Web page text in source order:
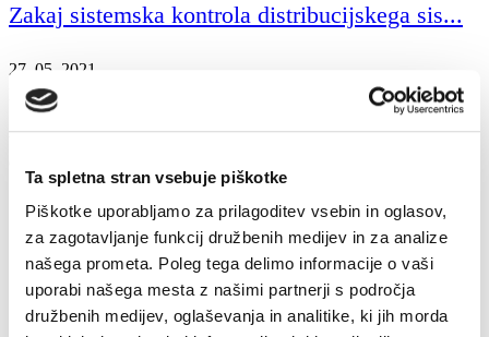
Ta spletna stran vsebuje piškotke
Piškotke uporabljamo za prilagoditev vsebin in oglasov,
za zagotavljanje funkcij družbenih medijev in za analize
našega prometa. Poleg tega delimo informacije o vaši
uporabi našega mesta z našimi partnerji s področja
družbenih medijev, oglaševanja in analitike, ki jih morda
Zakaj sistemska kontrola distribucijskega sis...
27. 05. 2021
Hitra pomoč